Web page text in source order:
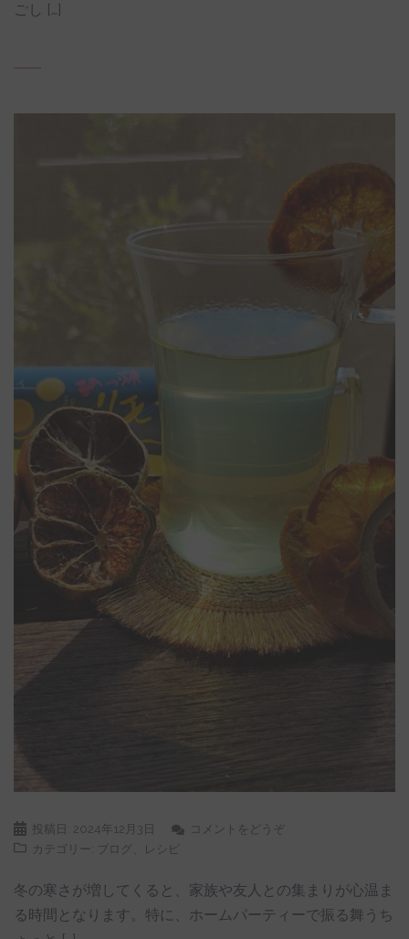
ごし […]
投稿日: 2024年12月3日
コメントをどうぞ
カテゴリー:
ブログ レシピ
冬の寒さが増してくると、家族や友人との集まりが心温ま
る時間となります。特に、ホームパーティーで振る舞うち